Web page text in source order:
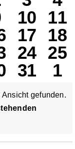
0
10
0
11
0
17
0
18
0
24 0
25
0
31
0
1
gefunden.